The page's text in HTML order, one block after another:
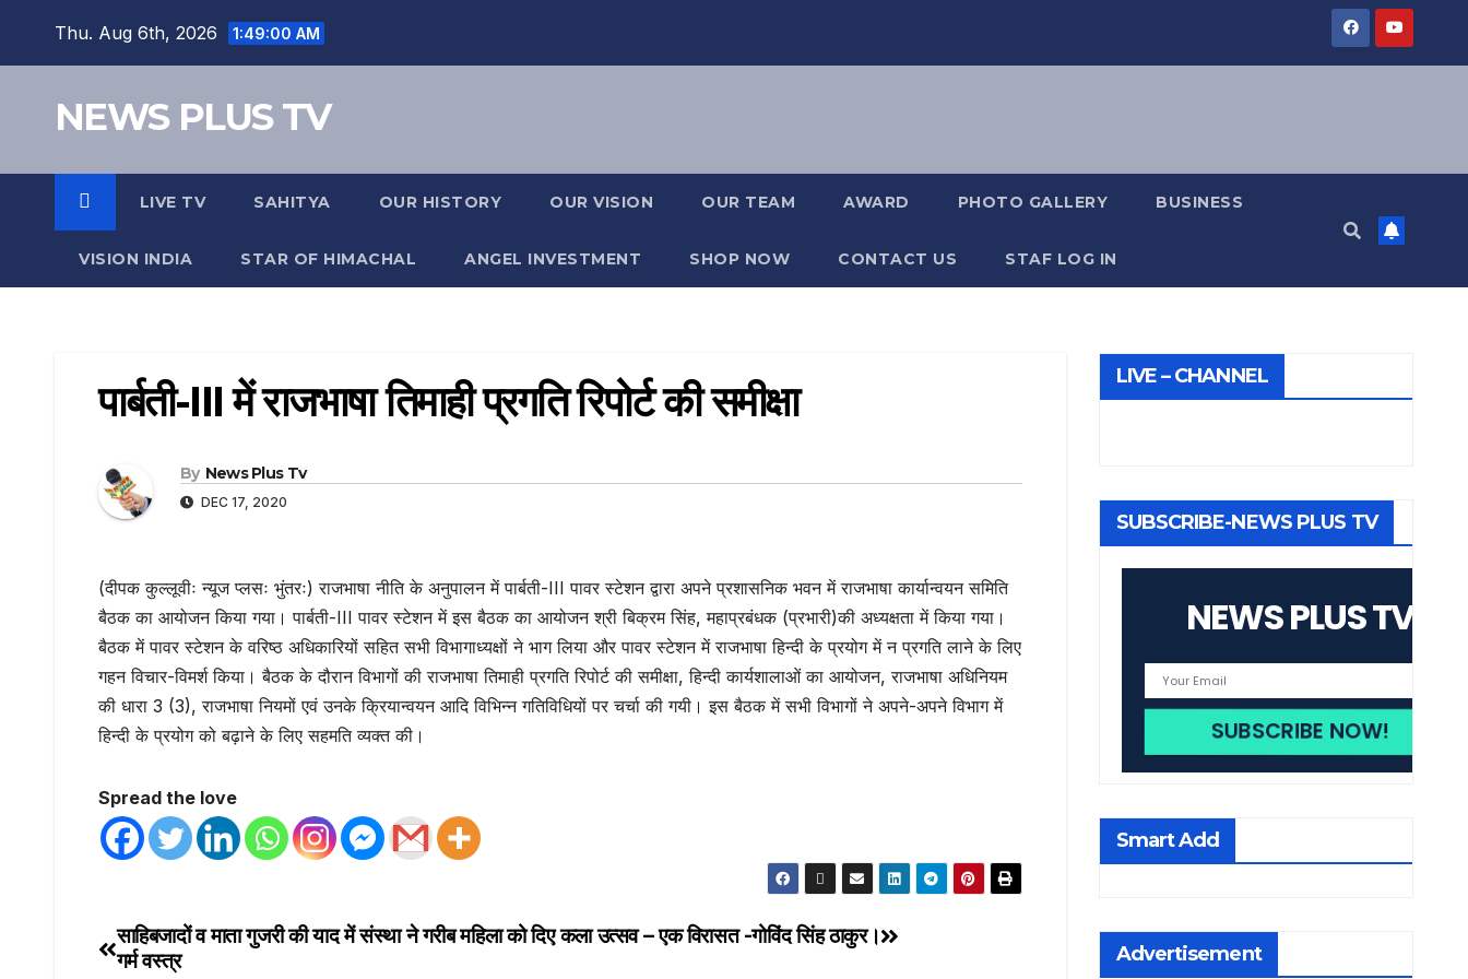
Thu. Aug 6th, 2026 1:49:01 AM
NEWS PLUS TV
LIVE TV SAHITYA OUR HISTORY OUR VISION OUR TEAM AWARD PHOTO GALLERY BUSINESS
VISION INDIA STAR OF HIMACHAL ANGEL INVESTMENT SHOP NOW CONTACT US STAF LOG IN
पार्बती-III में राजभाषा तिमाही प्रगति रिपोर्ट की समीक्षा
By News Plus Tv
DEC 17, 2020
(दीपक कुल्लूवीः न्यूज प्लसः भुंतरः) राजभाषा नीति के अनुपालन में पार्बती-III पावर स्टेशन द्वारा अपने प्रशासनिक भवन में राजभाषा कार्यान्वयन समिति
बैठक का आयोजन किया गया। पार्बती-III पावर स्टेशन में इस बैठक का आयोजन श्री बिक्रम सिंह, महाप्रबंधक (प्रभारी)की अध्यक्षता में किया गया।
बैठक में पावर स्टेशन के वरिष्ठ अधिकारियों सहित सभी विभागाध्यक्षों ने भाग लिया और पावर स्टेशन में राजभाषा हिन्दी के प्रयोग में न प्रगति लाने के लिए
गहन विचार-विमर्श किया। बैठक के दौरान विभागों की राजभाषा तिमाही प्रगति रिपोर्ट की समीक्षा, हिन्दी कार्यशालाओं का आयोजन, राजभाषा अधिनियम
की धारा 3 (3), राजभाषा नियमों एवं उनके क्रियान्वयन आदि विभिन्न गतिविधियों पर चर्चा की गयी। इस बैठक में सभी विभागों ने अपने-अपने विभाग में
हिन्दी के प्रयोग को बढ़ाने के लिए सहमति व्यक्त की।
Spread the love
Post
कला उत्सव – एक विरासत -गोविंद सिंह ठाकुर।
साहिबजादों व माता गुजरी की याद में संस्था ने गरीब महिला को दिए
गर्म वस्त्र
LIVE – CHANNEL
SUBSCRIBE-NEWS PLUS TV
NEWS PLUS TV
Smart Add
Advertisement